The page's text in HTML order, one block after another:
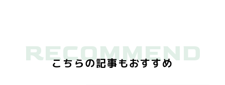
RECOMMEND
こちらの記事もおすすめ